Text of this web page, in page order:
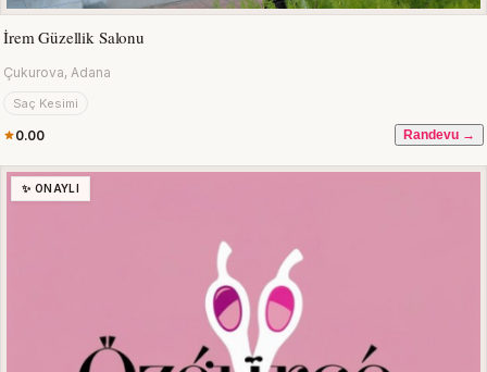
İrem Güzellik Salonu
Çukurova, Adana
Saç Kesimi
0.00 Randevu →
✨ ONAYLI